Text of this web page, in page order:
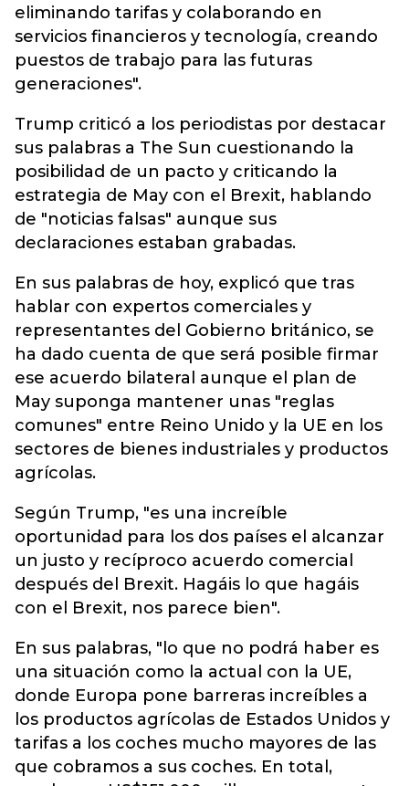
eliminando tarifas y colaborando en
servicios financieros y tecnología, creando
puestos de trabajo para las futuras
generaciones".
Trump criticó a los periodistas por destacar
sus palabras a The Sun cuestionando la
posibilidad de un pacto y criticando la
estrategia de May con el Brexit, hablando
de "noticias falsas" aunque sus
declaraciones estaban grabadas.
En sus palabras de hoy, explicó que tras
hablar con expertos comerciales y
representantes del Gobierno británico, se
ha dado cuenta de que será posible firmar
ese acuerdo bilateral aunque el plan de
May suponga mantener unas "reglas
comunes" entre Reino Unido y la UE en los
sectores de bienes industriales y productos
agrícolas.
Según Trump, "es una increíble
oportunidad para los dos países el alcanzar
un justo y recíproco acuerdo comercial
después del Brexit. Hagáis lo que hagáis
con el Brexit, nos parece bien".
En sus palabras, "lo que no podrá haber es
una situación como la actual con la UE,
donde Europa pone barreras increíbles a
los productos agrícolas de Estados Unidos y
tarifas a los coches mucho mayores de las
que cobramos a sus coches. En total,